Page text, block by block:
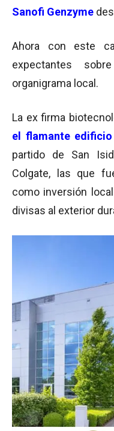
Sanofi Genzyme
Ahora con este
expectantes
organigrama local.
La ex firma
el flamante
partido de San
Colgate, las que
como inversión
divisas al exterior